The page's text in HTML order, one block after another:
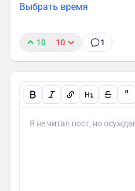
Выбрать время
10 10 1
"